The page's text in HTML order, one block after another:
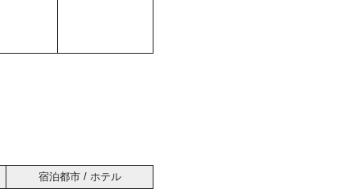
宿泊都市 / ホテル